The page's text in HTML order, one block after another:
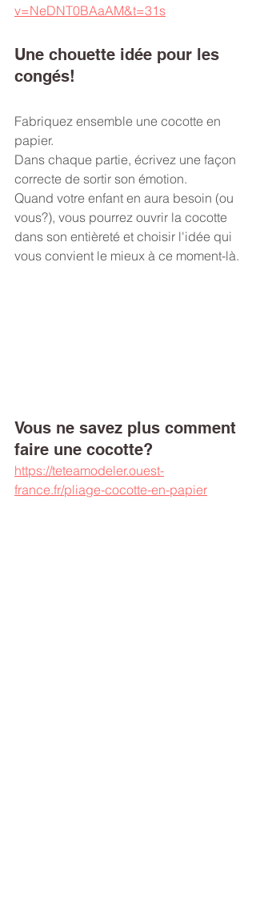
v=NeDNT0BAaAM&t=31s
Une chouette idée pour les
congés!
Fabriquez ensemble une cocotte en
papier.
Dans chaque partie, écrivez une façon
correcte de sortir son émotion.
Quand votre enfant en aura besoin (ou
vous?), vous pourrez ouvrir la cocotte
dans son entièreté et choisir l'idée qui
vous convient le mieux à ce moment-là.
Vous ne savez plus comment
faire une cocotte?
https://teteamodeler.ouest-
france.fr/pliage-cocotte-en-papier